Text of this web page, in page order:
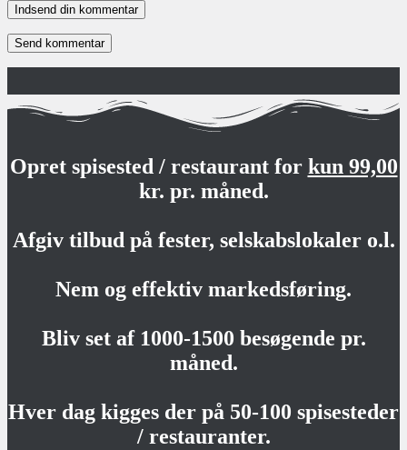
Indsend din kommentar
Opret spisested / restaurant for kun 99,00
kr. pr. måned.
Afgiv tilbud på fester, selskabslokaler o.l.
Nem og effektiv markedsføring.
Bliv set af 1000-1500 besøgende pr.
måned.
Hver dag kigges der på 50-100 spisesteder
/ restauranter.